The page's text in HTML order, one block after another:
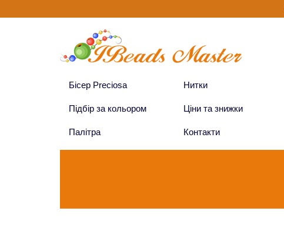
Бісер Preciosa Нитки
Підбір за кольором Ціни та знижки
Палітра Контакти